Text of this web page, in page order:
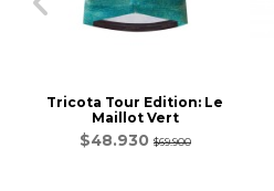
Tricota Tour Edition: Le
Maillot Vert
$48.930 $69.900